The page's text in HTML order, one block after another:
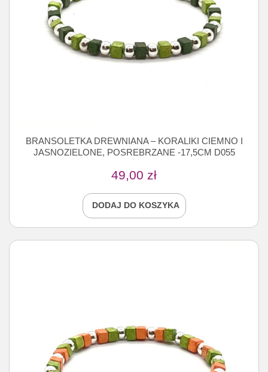
BRANSOLETKA DREWNIANA – KORALIKI CIEMNO I
JASNOZIELONE, POSREBRZANE -17,5CM D055
49,00 zł
DODAJ DO KOSZYKA